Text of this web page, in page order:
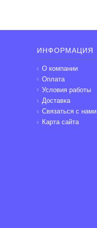
ИНФОРМАЦИЯ
О компании
Оплата
Условия работы
Доставка
Связаться с нами
Карта сайта